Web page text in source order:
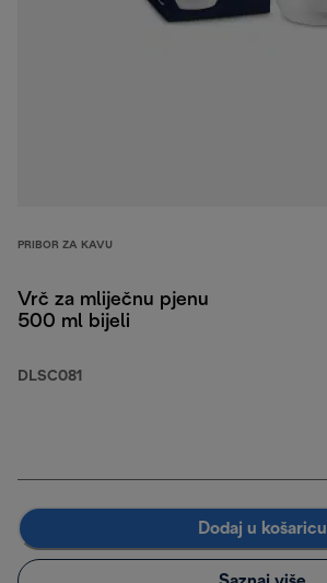
PRIBOR ZA KAVU
Vrč za mliječnu pjenu
500 ml bijeli
DLSC081
Dodaj u košaricu